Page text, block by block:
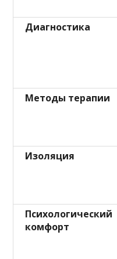
Диагностика
Методы терапии
Изоляция
Психологический
комфорт